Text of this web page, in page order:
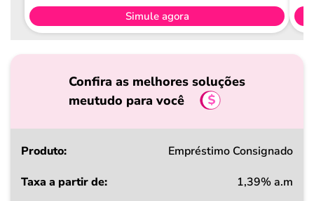
Simule agora
Confira as melhores soluções
meutudo para você
Produto
Empréstimo Consignado
1,39% a.m